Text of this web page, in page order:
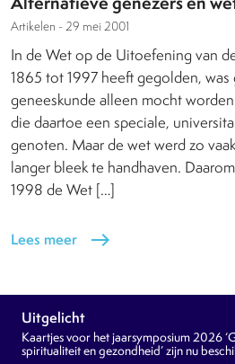
Artikelen - 29 mei 2001
In de Wet op de Uitoefening van
1865 tot 1997 heeft gegolden, was
geneeskunde alleen mocht
die daartoe een speciale,
genoten. Maar de wet werd zo
langer bleek te handhaven.
1998 de Wet […]
Lees meer east
Uitgelicht
Kaartjes voor het jaarsymposium 2026
spiritualiteit en gezondheid’ zijn nu